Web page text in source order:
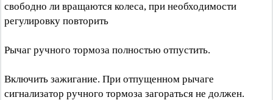
свободно ли вращаются колеса, при необходимости
регулировку повторить
Рычаг ручного тормоза полностью отпустить.
Включить зажигание. При отпущенном рычаге
сигнализатор ручного тормоза загораться не должен.